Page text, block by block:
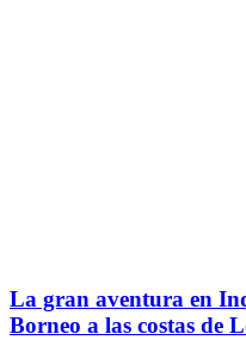
La gran aventura en
Borneo a las costas de